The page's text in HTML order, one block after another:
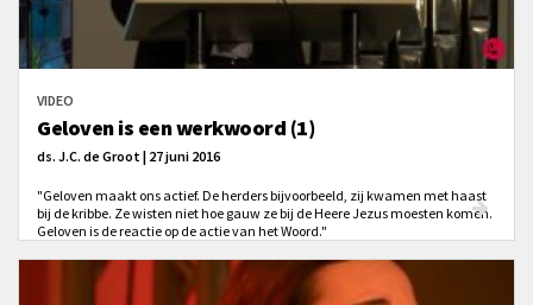
VIDEO
Geloven is een werkwoord (1)
ds. J.C. de Groot | 27 juni 2016
"Geloven maakt ons actief. De herders bijvoorbeeld, zij kwamen met haast
bij de kribbe. Ze wisten niet hoe gauw ze bij de Heere Jezus moesten komen.
Geloven is de reactie op de actie van het Woord."